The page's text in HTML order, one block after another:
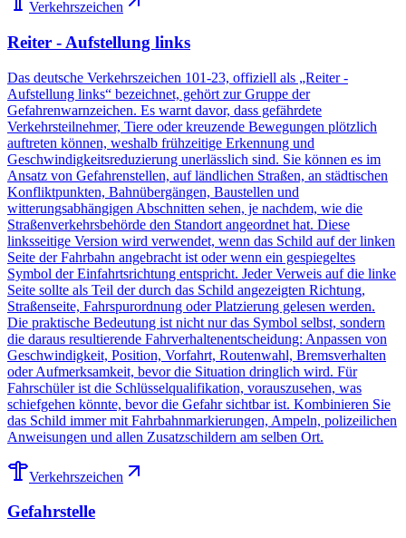
Verkehrszeichen
Reiter - Aufstellung links
Das deutsche Verkehrszeichen 101-23, offiziell als „Reiter -
Aufstellung links“ bezeichnet, gehört zur Gruppe der
Gefahrenwarnzeichen. Es warnt davor, dass gefährdete
Verkehrsteilnehmer, Tiere oder kreuzende Bewegungen plötzlich
auftreten können, weshalb frühzeitige Erkennung und
Geschwindigkeitsreduzierung unerlässlich sind. Sie können es im
Ansatz von Gefahrenstellen, auf ländlichen Straßen, an städtischen
Konfliktpunkten, Bahnübergängen, Baustellen und
witterungsabhängigen Abschnitten sehen, je nachdem, wie die
Straßenverkehrsbehörde den Standort angeordnet hat. Diese
linksseitige Version wird verwendet, wenn das Schild auf der linken
Seite der Fahrbahn angebracht ist oder wenn ein gespiegeltes
Symbol der Einfahrtsrichtung entspricht. Jeder Verweis auf die linke
Seite sollte als Teil der durch das Schild angezeigten Richtung,
Straßenseite, Fahrspurordnung oder Platzierung gelesen werden.
Die praktische Bedeutung ist nicht nur das Symbol selbst, sondern
die daraus resultierende Fahrverhaltenentscheidung: Anpassen von
Geschwindigkeit, Position, Vorfahrt, Routenwahl, Bremsverhalten
oder Aufmerksamkeit, bevor die Situation dringlich wird. Für
Fahrschüler ist die Schlüsselqualifikation, vorauszusehen, was
schiefgehen könnte, bevor die Gefahr sichtbar ist. Kombinieren Sie
das Schild immer mit Fahrbahnmarkierungen, Ampeln, polizeilichen
Anweisungen und allen Zusatzschildern am selben Ort.
Verkehrszeichen
Gefahrstelle